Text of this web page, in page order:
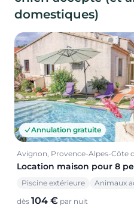
domestiques)
Annulation gratuite
Avignon, Provence-Alpes-Côte
Location maison pour 8
Piscine extérieure Animaux
dès 104 € par nuit